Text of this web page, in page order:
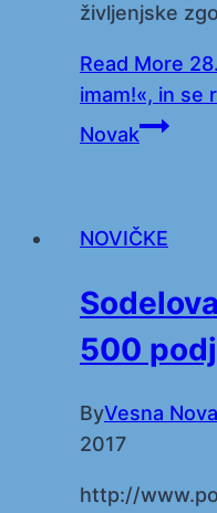
življenjske
Read More
imam!«, in se
Novak
NOVIČKE
500
ByVesna
2017
http://